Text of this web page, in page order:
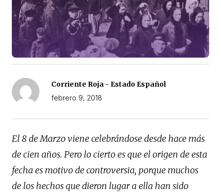
Corriente Roja - Estado Español
febrero 9, 2018
El 8 de Marzo viene celebrándose desde hace más
de cien años. Pero lo cierto es que el origen de esta
fecha es motivo de controversia, porque muchos
de los hechos que dieron lugar a ella han sido